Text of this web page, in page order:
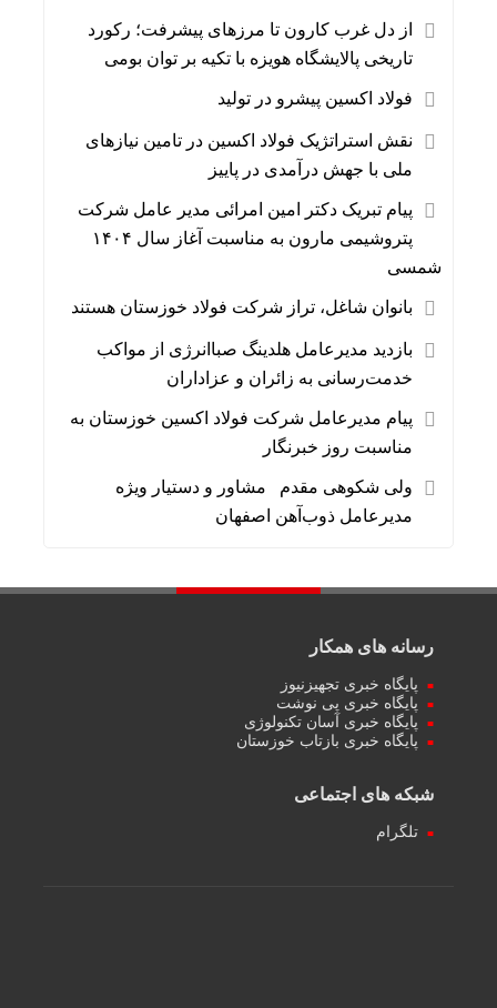
از دل غرب کارون تا مرزهای پیشرفت؛ رکورد
تاریخی پالایشگاه هویزه با تکیه بر توان بومی
فولاد اکسین پیشرو در تولید
نقش استراتژیک فولاد اکسین در تامین نیازهای
ملی با جهش درآمدی در پاییز
پیام تبریک دکتر امین امرائی مدیر عامل شرکت
پتروشیمی مارون به مناسبت آغاز سال ۱۴۰۴
شمسی
بانوان شاغل، تراز شرکت فولاد خوزستان هستند
بازدید مدیرعامل هلدینگ صباانرژی از مواکب
خدمت‌رسانی به زائران و عزاداران
پیام مدیرعامل شرکت فولاد اکسین خوزستان به
مناسبت روز خبرنگار
ولی شکوهی مقدم مشاور و دستیار ویژه
مدیرعامل ذوب‌آهن اصفهان
رسانه های همکار
پایگاه خبری تجهیزنیوز
پایگاه خبری پی نوشت
پایگاه خبری آسان تکنولوژی
پایگاه خبری بازتاب خوزستان
شبکه های اجتماعی
تلگرام